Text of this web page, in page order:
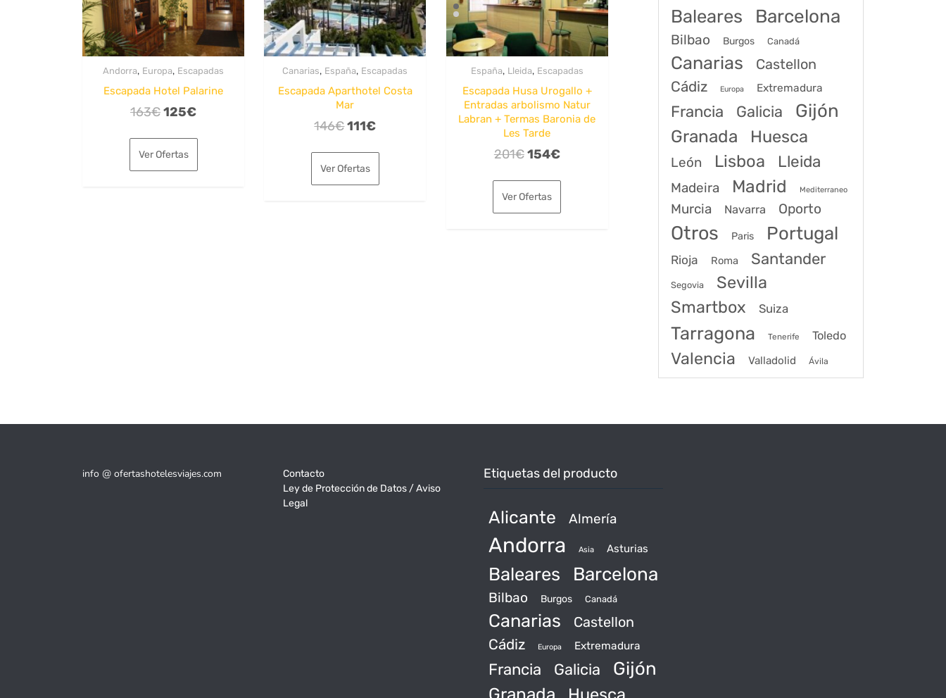
Andorra, Europa, Escapadas
Escapada Hotel Palarine
163€El
original
era:
125€El
es:
Ver Ofertas
Canarias, España, Escapadas
Escapada Aparthotel Costa
Mar
146€El
original
era:
111€El
es:
Ver Ofertas
España, Lleida, Escapadas
Escapada Husa Urogallo +
Entradas arbolismo Natur
Labran + Termas Baronia de
Les Tarde
201€El
original
era:
154€El
es:
Ver Ofertas
Baleares Barcelona
Bilbao Burgos Canadá
Canarias
Castellon
Cádiz
Europa Extremadura
Francia Galicia Gijón
Granada Huesca
León Lisboa Lleida
Madeira Madrid Mediterraneo
Murcia Navarra Oporto
Otros Paris Portugal
Rioja Roma Santander
Segovia
Sevilla
Smartbox
Suiza
Tarragona Tenerife Toledo
Valencia Valladolid Ávila
info @ ofertashotelesviajes.com
Contacto
Ley de Protección de Datos / Aviso
Legal
Etiquetas del producto
Alicante Almería
Andorra Asia Asturias
Baleares Barcelona
Bilbao Burgos Canadá
Canarias
Castellon
Cádiz
Europa Extremadura
Francia Galicia Gijón